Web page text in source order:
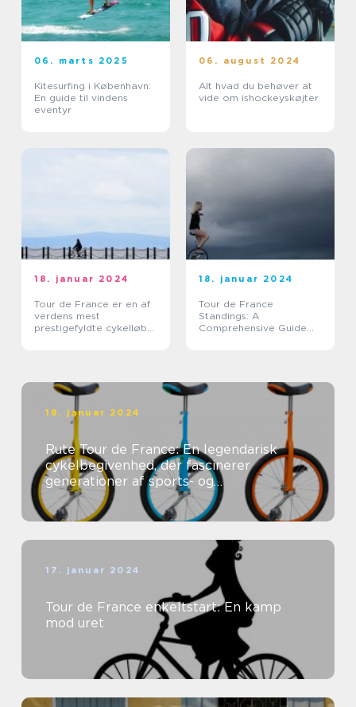
06. marts 2025
Kitesurfing i København:
En guide til vindens
eventyr
06. august 2024
Alt hvad du behøver at
vide om ishockeyskøjter
18. januar 2024
Tour de France er en af
verdens mest
prestigefyldte cykelløb
18. januar 2024
Tour de France
Standings: A
Comprehensive Guide
18. januar 2024
Rute Tour de France: En legendarisk
cykelbegivenhed, der fascinerer
generationer af sports- og
fritidsentusiaster
17. januar 2024
Tour de France enkeltstart: En kamp
mod uret